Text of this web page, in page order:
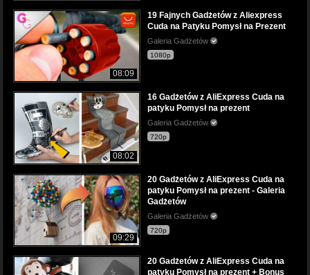
08:09
19 Fajnych Gadżetów z Aliexpress
Cuda na Patyku Pomysł na Prezent
Galeria Gadżetów
1080p
08:02
16 Gadżetów z AliExpress Cuda na
patyku Pomysł na prezent
Galeria Gadżetów
720p
09:29
20 Gadżetów z AliExpress Cuda na
patyku Pomysł na prezent - Galeria
Gadżetów
Galeria Gadżetów
720p
20 Gadżetów z AliExpress Cuda na
patyku Pomysł na prezent + Bonus